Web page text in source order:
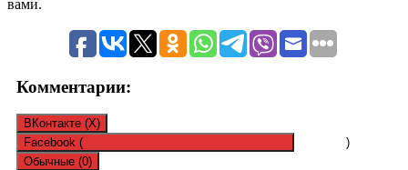
вами.
Комментарии:
ВКонтакте (X)
Facebook (
)
Обычные (0)